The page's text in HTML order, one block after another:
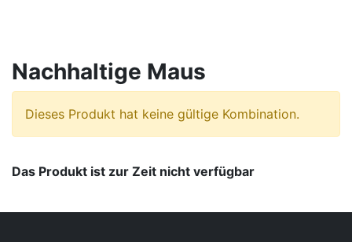
Nachhaltige Maus
Dieses Produkt hat keine gültige Kombination.
Das Produkt ist zur Zeit nicht verfügbar